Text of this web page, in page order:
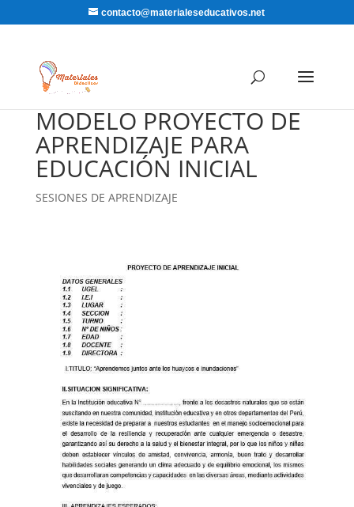
contacto@materialeseducativos.net
MODELO PROYECTO DE
APRENDIZAJE PARA
EDUCACIÓN INICIAL
SESIONES DE APRENDIZAJE